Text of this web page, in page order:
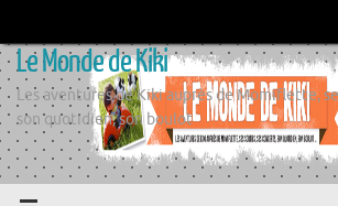
contenu
Le Monde de Kiki
Les aventures de Kiki auprès de Momiflette,
son quotidien, son boulot